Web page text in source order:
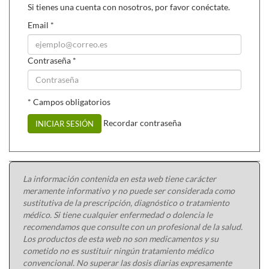
Si tienes una cuenta con nosotros, por favor conéctate.
Email *
Contraseña *
* Campos obligatorios
INICIAR SESIÓN Recordar contraseña
La información contenida en esta web tiene carácter
meramente informativo y no puede ser considerada como
sustitutiva de la prescripción, diagnóstico o tratamiento
médico. Si tiene cualquier enfermedad o dolencia le
recomendamos que consulte con un profesional de la salud.
Los productos de esta web no son medicamentos y su
cometido no es sustituir ningún tratamiento médico
convencional. No superar las dosis diarias expresamente